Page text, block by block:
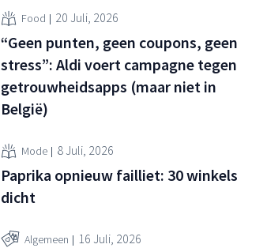
Food 20 Juli, 2026
“Geen punten, geen coupons, geen
stress”: Aldi voert campagne tegen
getrouwheidsapps (maar niet in
België)
Mode 8 Juli, 2026
Paprika opnieuw failliet: 30 winkels
dicht
Algemeen 16 Juli, 2026